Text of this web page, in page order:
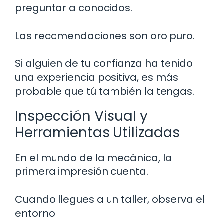
preguntar a conocidos.
Las recomendaciones son oro puro.
Si alguien de tu confianza ha tenido
una experiencia positiva, es más
probable que tú también la tengas.
Inspección Visual y
Herramientas Utilizadas
En el mundo de la mecánica, la
primera impresión cuenta.
Cuando llegues a un taller, observa el
entorno.